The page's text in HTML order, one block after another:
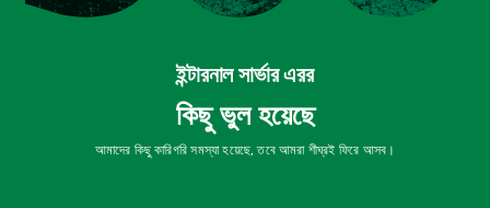
ইন্টারনাল সার্ভার এরর
কিছু ভুল হয়েছে
আমাদের কিছু কারিগরি সমস্যা হয়েছে, তবে আমরা শীঘ্রই ফিরে আসব।